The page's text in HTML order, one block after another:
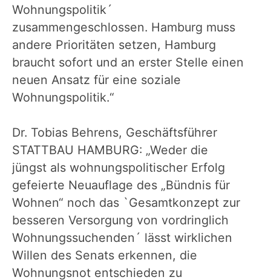
Wohnungspolitik´
zusammengeschlossen. Hamburg muss
andere Prioritäten setzen, Hamburg
braucht sofort und an erster Stelle einen
neuen Ansatz für eine soziale
Wohnungspolitik.“
Dr. Tobias Behrens, Geschäftsführer
STATTBAU HAMBURG: „Weder die
jüngst als wohnungspolitischer Erfolg
gefeierte Neuauflage des „Bündnis für
Wohnen“ noch das `Gesamtkonzept zur
besseren Versorgung von vordringlich
Wohnungssuchenden´ lässt wirklichen
Willen des Senats erkennen, die
Wohnungsnot entschieden zu